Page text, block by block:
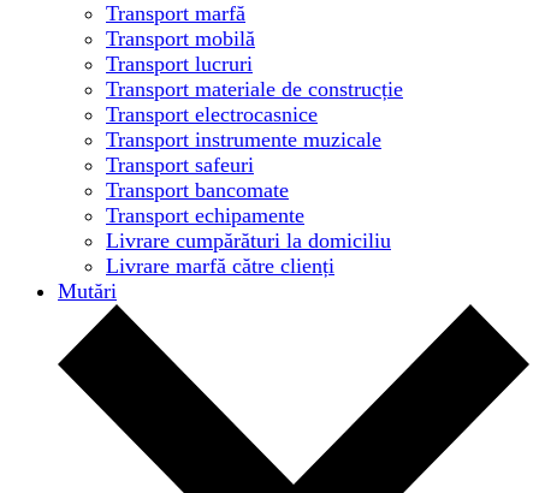
Transport marfă
Transport mobilă
Transport lucruri
Transport materiale de construcție
Transport electrocasnice
Transport instrumente muzicale
Transport safeuri
Transport bancomate
Transport echipamente
Livrare cumpărături la domiciliu
Livrare marfă către clienți
Mutări